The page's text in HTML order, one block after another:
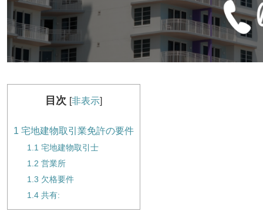
目次 [非表示]
1 宅地建物取引業免許の要件
1.1 宅地建物取引士
1.2 営業所
1.3 欠格要件
1.4 共有: